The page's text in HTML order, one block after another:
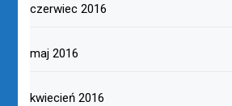
czerwiec 2016
maj 2016
kwiecień 2016